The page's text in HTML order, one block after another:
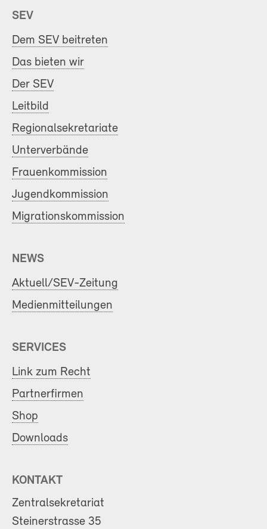
SEV
Dem SEV beitreten
Das bieten wir
Der SEV
Leitbild
Regionalsekretariate
Unterverbände
Frauenkommission
Jugendkommission
Migrationskommission
NEWS
Aktuell/SEV-Zeitung
Medienmitteilungen
SERVICES
Link zum Recht
Partnerfirmen
Shop
Downloads
KONTAKT
Zentralsekretariat
Steinerstrasse 35